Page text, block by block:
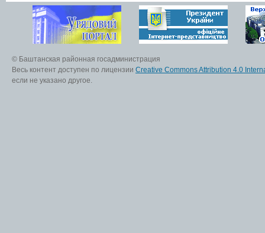
© Баштанская районная госадминистрация
Весь контент доступен по лицензии Creative Commons Attribution 4.0
если не указано другое.